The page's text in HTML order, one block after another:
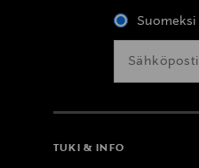
Suomeksi
TUKI & INFO